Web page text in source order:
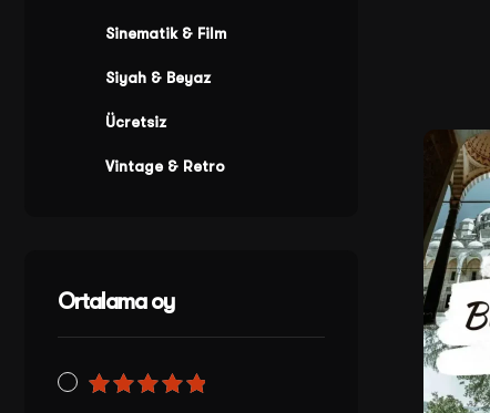
Satış
Sinematik & Film
Siyah & Beyaz
Ücretsiz
Vintage & Retro
Ortalama oy